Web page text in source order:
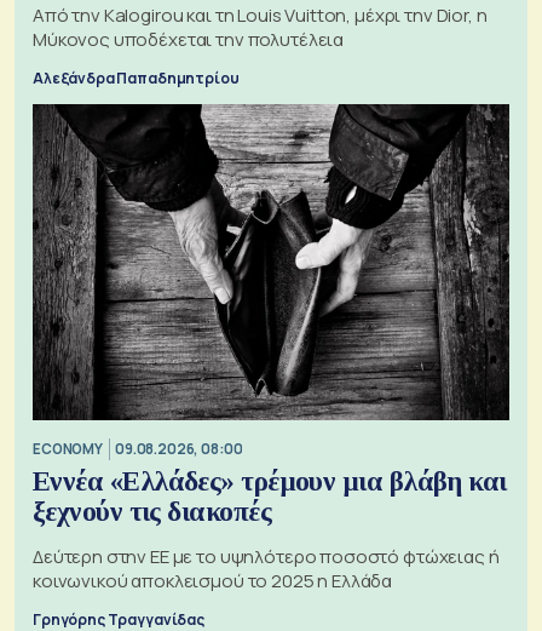
Από την Kalogirou και τη Louis Vuitton, μέχρι την Dior, η
Μύκονος υποδέχεται την πολυτέλεια
Αλεξάνδρα Παπαδημητρίου
ECONOMY 09.08.2026, 08:00
Εννέα «Ελλάδες» τρέμουν μια βλάβη και
ξεχνούν τις διακοπές
Δεύτερη στην ΕΕ με το υψηλότερο ποσοστό φτώχειας ή
κοινωνικού αποκλεισμού το 2025 η Ελλάδα
Γρηγόρης Τραγγανίδας